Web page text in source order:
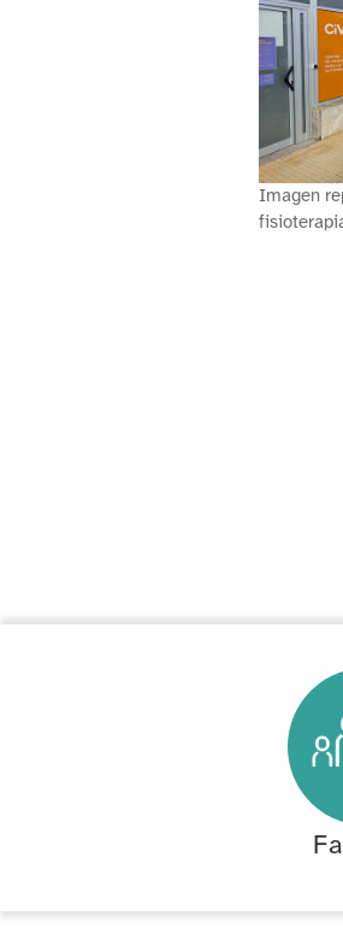
Imagen